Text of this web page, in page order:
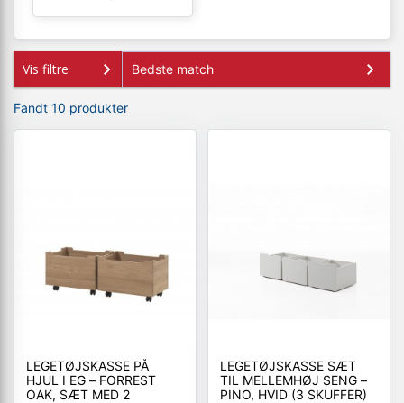
Vis filtre
Fandt 10 produkter
LEGETØJSKASSE PÅ
HJUL I EG – FORREST
OAK, SÆT MED 2
LEGETØJSKASSE SÆT
TIL MELLEMHØJ SENG –
PINO, HVID (3 SKUFFER)